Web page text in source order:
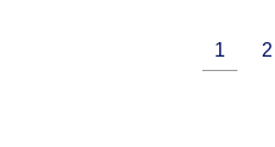
1 2